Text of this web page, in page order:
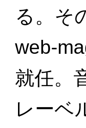
る。そ
web-
就任。
レーベ